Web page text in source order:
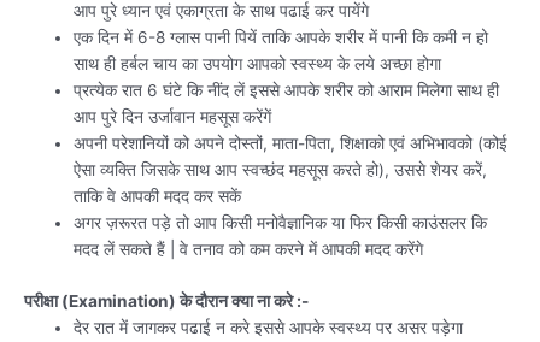
आप पुरे ध्यान एवं एकाग्रता के साथ पढाई कर पायेंगे
एक दिन में 6-8 ग्लास पानी पियें ताकि आपके शरीर में पानी कि कमी न हो
साथ ही हर्बल चाय का उपयोग आपको स्वस्थ्य के लये अच्छा होगा
प्रत्येक रात 6 घंटे कि नींद लें इससे आपके शरीर को आराम मिलेगा साथ ही
आप पुरे दिन उर्जावान महसूस करेंगें
अपनी परेशानियों को अपने दोस्तों, माता-पिता, शिक्षाको एवं अभिभावको (कोई
ऐसा व्यक्ति जिसके साथ आप स्वच्छंद महसूस करते हो), उससे शेयर करें,
ताकि वे आपकी मदद कर सकें
अगर ज़रूरत पड़े तो आप किसी मनोवैज्ञानिक या फिर किसी काउंसलर कि
मदद लें सकते हैं | वे तनाव को कम करने में आपकी मदद करेंगे
परीक्षा (Examination) के दौरान क्या ना करे :-
देर रात में जागकर पढाई न करे इससे आपके स्वस्थ्य पर असर पड़ेगा